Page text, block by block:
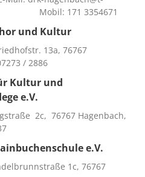
171 3354671
und Kultur
13a, 76767
/ 2886
Kultur und
e.V.
2c, 76767 Hagenbach,
e.V.
1c, 76767